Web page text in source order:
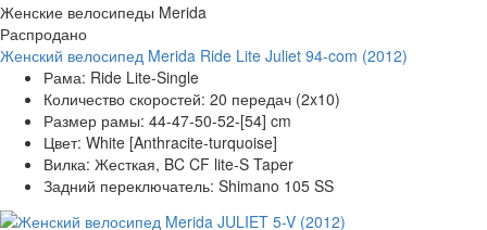
Женские велосипеды Merida
Распродано
Женский велосипед Merida Ride Lite Juliet 94-com (2012)
Рама: Ride Lite-Single
Количество скоростей: 20 передач (2x10)
Размер рамы: 44-47-50-52-[54] cm
Цвет: White [Anthracite-turquoise]
Вилка: Жесткая, BC CF lite-S Taper
Задний переключатель: Shimano 105 SS